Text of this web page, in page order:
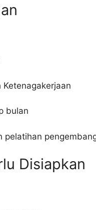
Ketenagakerjaan
bulan
pelatihan
Disiapkan